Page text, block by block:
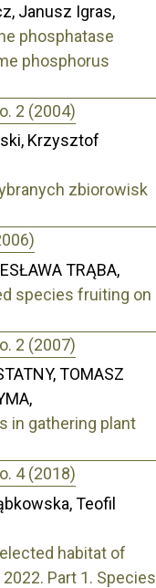
Janusz Igras,
phosphatase
phosphorus
2 (2004)
Krzysztof
zbiorowisk
TRĄBA,
species fruiting on
2 (2007)
TOMASZ
in gathering plant
4 (2018)
Teofil
habitat of
Part 1. Species